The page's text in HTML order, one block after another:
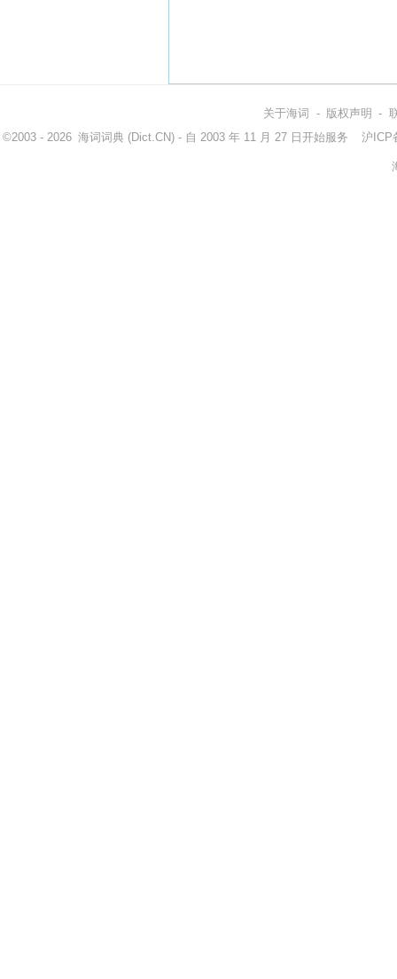
关于海词 - 版权声明 -
©2003 - 2026 海词词典 (Dict.CN) - 自 2003 年 11 月 27 日开始服务 沪ICP